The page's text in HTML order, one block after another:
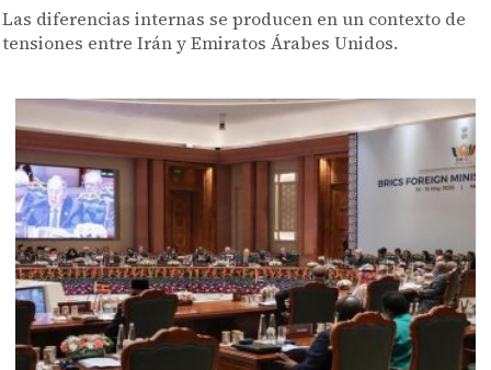
Las diferencias internas se producen en un contexto de
tensiones entre Irán y Emiratos Árabes Unidos.